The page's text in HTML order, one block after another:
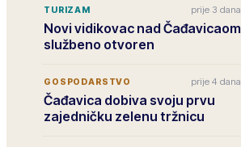
TURIZAM prije 3 dana
Novi vidikovac nad Čađavicaom
službeno otvoren
GOSPODARSTVO prije 4 dana
Čađavica dobiva svoju prvu
zajedničku zelenu tržnicu